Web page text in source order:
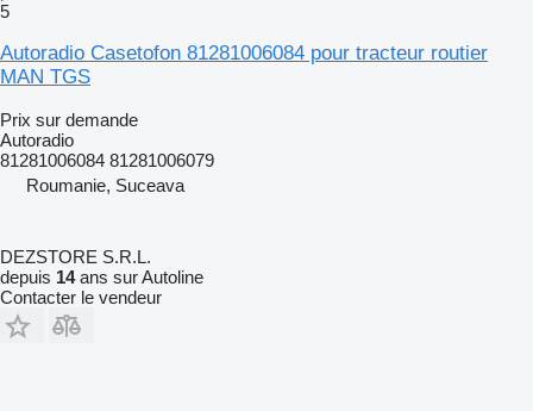
5
Autoradio Casetofon 81281006084 pour tracteur routier
MAN TGS
Prix sur demande
Autoradio
81281006084 81281006079
Roumanie, Suceava
DEZSTORE S.R.L.
depuis 14ans sur Autoline
Contacter le vendeur